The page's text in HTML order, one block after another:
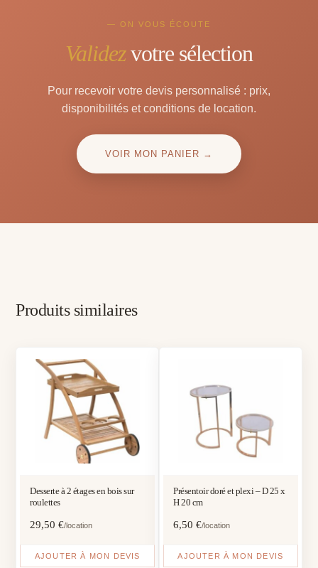
— ON VOUS ÉCOUTE
Validezvotre sélection
Pour recevoir votre devis personnalisé : prix,
disponibilités et conditions de location.
VOIR MON PANIER →
Produits similaires
Desserte à 2 étages en bois sur
roulettes
29,50€/location
AJOUTER À MON DEVIS
Présentoir doré et plexi – D 25 x
H 20 cm
6,50 €/location
AJOUTER À MON DEVIS